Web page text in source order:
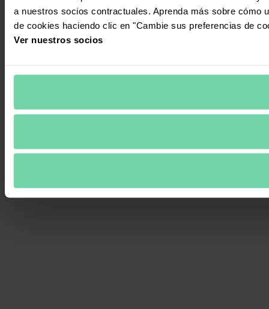
a nuestros socios contractuales. Aprenda más sobre cómo
de cookies haciendo clic en "Cambie sus preferencias de
Ver nuestros socios